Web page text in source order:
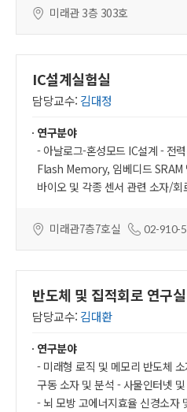
미래관 3층 303호
IC설계실험실
담당교수: 김대정
연구분야
- 아날로그-혼성모드 IC설계 - 전
Flash Memory, 임베디드 SRAM
바이오 및 각종 센서 관련 소자/회
미래관7층7호실 02-910-
반도체 및 집적회로 연구
담당교수: 김대환
연구분야
- 미래형 로직 및 메모리 반도체
구동 소자 및 분석 - 사물인터넷
- 뇌 모방 고에너지효율 신경소자